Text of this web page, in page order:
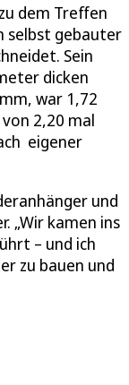
dem Treffen
selbst gebauter
Sein
dicken
war 1,72
2,20 mal
eigener
und
„Wir kamen ins
– und ich
zu bauen und